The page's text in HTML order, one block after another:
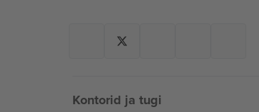
Kontorid ja tugi